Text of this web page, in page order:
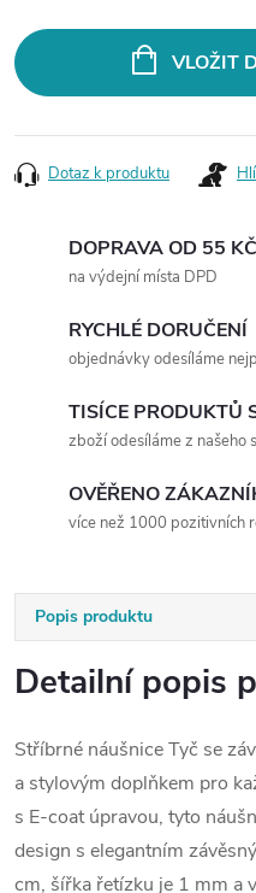
VLOŽIT
Dotaz k produktu
DOPRAVA OD 55 KČ
na výdejní místa DPD
RYCHLÉ DORUČENÍ
objednávky odesíláme
TISÍCE PRODUKTŮ
zboží odesíláme z našeho
OVĚŘENO
více než 1000 pozitivních
Popis produktu
Detailní popis
Stříbrné náušnice Tyč se
a stylovým doplňkem pro
s E-coat úpravou, tyto
design s elegantním
cm, šířka řetízku je 1 mm a